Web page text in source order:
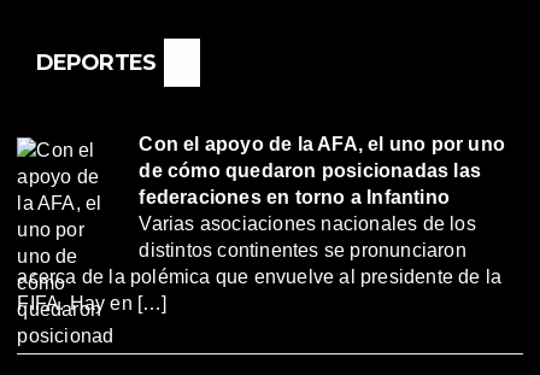
DEPORTES
Con el apoyo de la AFA, el uno por uno
de cómo quedaron posicionadas las
federaciones en torno a Infantino
Varias asociaciones nacionales de los
distintos continentes se pronunciaron
acerca de la polémica que envuelve al presidente de la
FIFA. Hay en […]